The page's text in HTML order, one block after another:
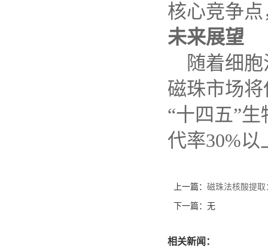
核心竞争
未来展望
随着细
磁珠市场
“十四五”生
代率30%以
上一篇： 磁珠法核酸提取
下一篇：无
相关新闻：